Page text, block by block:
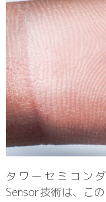
タワーセミコン
Sensor技術は、こ